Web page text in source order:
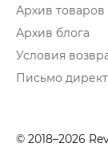
Архив товаров
Архив блога
Условия
Письмо
© 2018–2026